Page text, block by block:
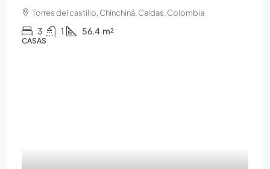
Torres del castillo, Chinchiná, Caldas, Colombia
3 1 56.4 m²
CASAS